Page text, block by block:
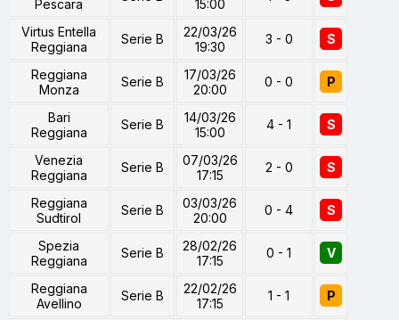
Pescara
15:00
Virtus Entella
Reggiana
Serie B
22/03/26
19:30
3 - 0 S
Reggiana
Monza
Serie B
17/03/26
20:00
0 - 0 P
Bari
Reggiana
Serie B
14/03/26
15:00
4 - 1 S
Venezia
Reggiana
Serie B
07/03/26
17:15
2 - 0 S
Reggiana
Sudtirol
Serie B
03/03/26
20:00
0 - 4 S
Spezia
Reggiana
Serie B
28/02/26
17:15
0 - 1 V
Reggiana
Avellino
Serie B
22/02/26
17:15
1 - 1 P